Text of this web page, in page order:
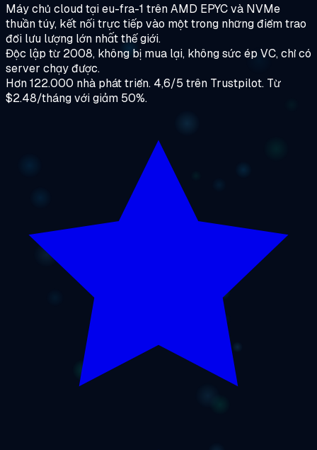
Máy chủ cloud tại eu-fra-1 trên AMD EPYC và NVMe
thuần túy, kết nối trực tiếp vào một trong những điểm trao
đổi lưu lượng lớn nhất thế giới.
Độc lập từ 2008, không bị mua lại, không sức ép VC, chỉ có
server chạy được.
Hơn 122.000 nhà phát triển. 4,6/5 trên Trustpilot. Từ
$2.48/tháng với giảm 50%.